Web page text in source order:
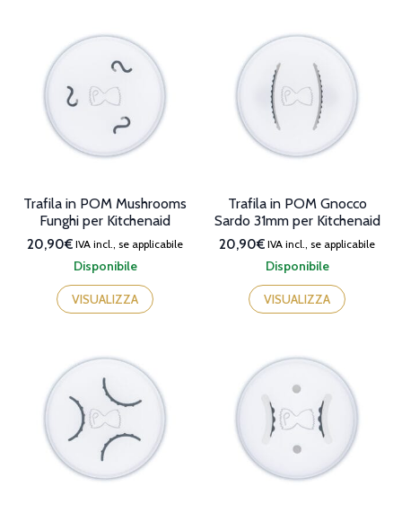
Disponibile
Trafila in POM Mushrooms
Funghi per Kitchenaid
20,90€ IVA incl., se applicabile
VISUALIZZA
Disponibile
Trafila in POM Gnocco
Sardo 31mm per Kitchenaid
20,90€ IVA incl., se applicabile
VISUALIZZA